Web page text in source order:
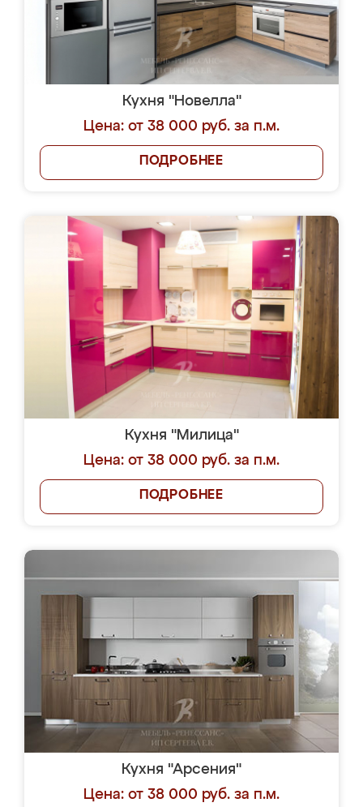
Кухня "Новелла"
Цена: от 38 000 руб. за п.м.
ПОДРОБНЕЕ
Кухня "Милица"
Цена: от 38 000 руб. за п.м.
ПОДРОБНЕЕ
Кухня "Арсения"
Цена: от 38 000 руб. за п.м.